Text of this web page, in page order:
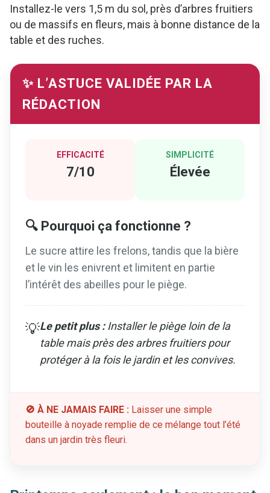
Installez-le vers 1,5 m du sol, près d’arbres fruitiers
ou de massifs en fleurs, mais à bonne distance de la
table et des ruches.
✨ L’ASTUCE VALIDÉE PAR LA
RÉDACTION
EFFICACITÉ
7/10
SIMPLICITÉ
Élevée
🔍 Pourquoi ça fonctionne ?
Le sucre attire les frelons, tandis que la bière
et le vin les enivrent et limitent en partie
l’intérêt des abeilles pour le piège.
💡Le petit plus :Installer le piège loin de la
table mais près des arbres fruitiers pour
protéger à la fois le jardin et les convives.
🚫 À NE JAMAIS FAIRE : Laisser une simple
bouteille à noyade remplie de ce mélange tout l’été
dans un jardin très fleuri.